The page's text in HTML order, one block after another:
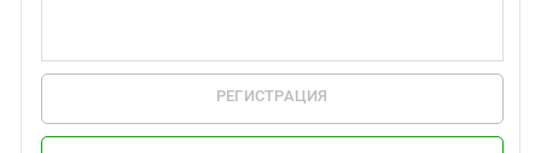
РЕГИСТРАЦИЯ